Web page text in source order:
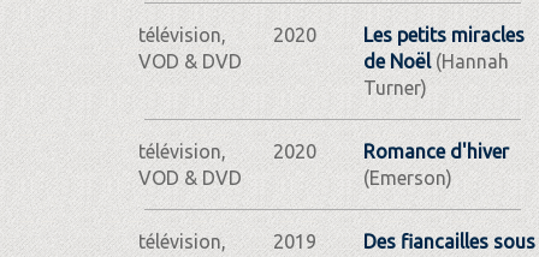
télévision,
VOD & DVD
2020
Les petits miracles
de Noël(Hannah
Turner)
télévision,
VOD & DVD
2020
Romance d'hiver
(Emerson)
télévision,
2019
Des fiancailles sous